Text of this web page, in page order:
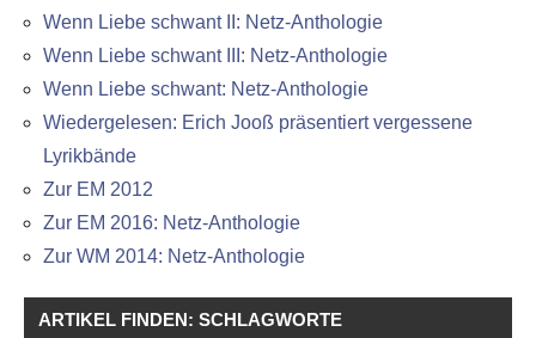
Wenn Liebe schwant II: Netz-Anthologie
Wenn Liebe schwant III: Netz-Anthologie
Wenn Liebe schwant: Netz-Anthologie
Wiedergelesen: Erich Jooß präsentiert vergessene
Lyrikbände
Zur EM 2012
Zur EM 2016: Netz-Anthologie
Zur WM 2014: Netz-Anthologie
ARTIKEL FINDEN: SCHLAGWORTE